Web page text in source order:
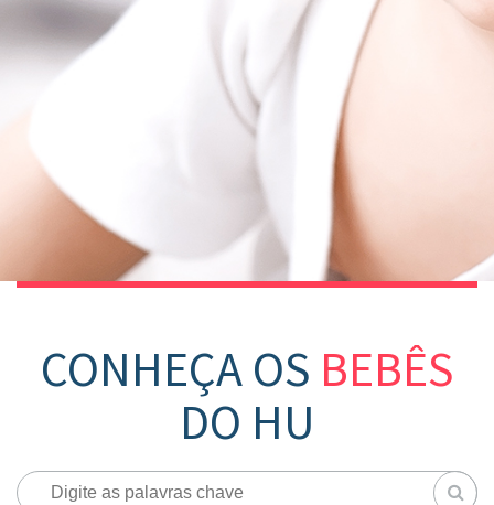
CONHEÇA OS BEBÊS
DO HU